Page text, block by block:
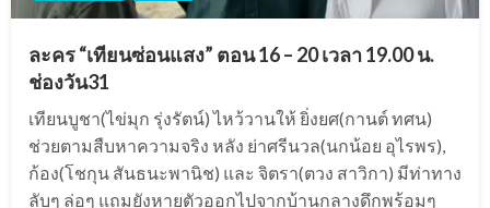
ละคร “เทียนซ่อนแสง” ตอน 16 – 20 เวลา 19.00 น.
ช่องวัน31
เทียนบูชา(ไข่มุก รุ่งรัตน์) ไหว้วานให้ ยิ่งยศ(กานต์ ทศน)
ช่วยตามสืบหาความจริง หลัง ย่าศรีนวล(นกน้อย อุไรพร),
ก้อง(โชกุน สันธนะพานิช) และ จิตรา(ตวง สาวิกา) มีท่าทาง
ลับๆ ล่อๆ แถมยังหายตัวออกไปจากบ้านกลางดึกพร้อมๆ